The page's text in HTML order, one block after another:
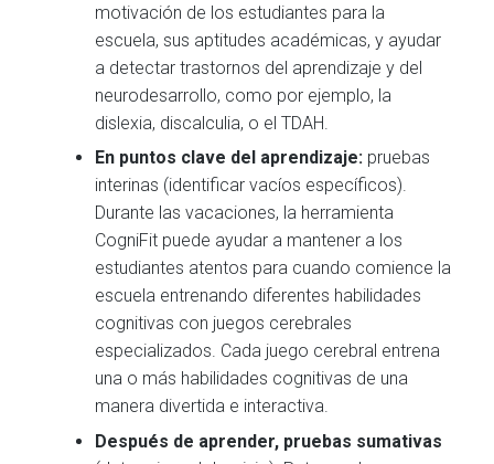
motivación de los estudiantes para la
escuela, sus aptitudes académicas, y ayudar
a detectar trastornos del aprendizaje y del
neurodesarrollo, como por ejemplo, la
dislexia, discalculia, o el TDAH.
En puntos clave del aprendizaje: pruebas
interinas (identificar vacíos específicos).
Durante las vacaciones, la herramienta
CogniFit puede ayudar a mantener a los
estudiantes atentos para cuando comience la
escuela entrenando diferentes habilidades
cognitivas con juegos cerebrales
especializados. Cada juego cerebral entrena
una o más habilidades cognitivas de una
manera divertida e interactiva.
Después de aprender, pruebas sumativas